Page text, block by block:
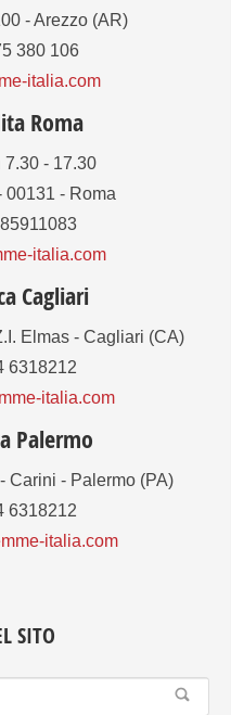
- Arezzo (AR)
380 106
italia.com
Roma
7.30 - 17.30
00131 - Roma
italia.com
Cagliari
Elmas - Cagliari (CA)
6318212
italia.com
Palermo
Carini - Palermo (PA)
6318212
italia.com
SITO